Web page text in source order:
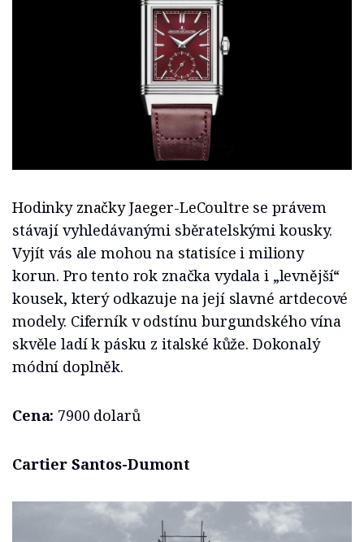
Hodinky značky Jaeger-LeCoultre se právem
stávají vyhledávanými sběratelskými kousky.
Vyjít vás ale mohou na statisíce i miliony
korun. Pro tento rok značka vydala i „levnější“
kousek, který odkazuje na její slavné artdecové
modely. Ciferník v odstínu burgundského vína
skvěle ladí k pásku z italské kůže. Dokonalý
módní doplněk.
Cena: 7900 dolarů
Cartier Santos-Dumont